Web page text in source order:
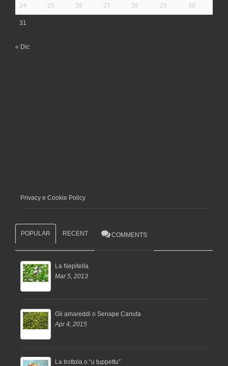
24 25 26 27 28 29 30
31
« Dic
Privacy e Cookie Policy
POPULAR RECENT COMMENTS
La Nepitella
Mar 5, 2013
Gli amareddi o Senape Canuta
Apr 4, 2015
La trottola o “u tuppettu”